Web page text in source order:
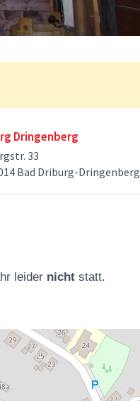
Dringenberg
33
Bad Driburg-Dringenberg
leider nicht statt.